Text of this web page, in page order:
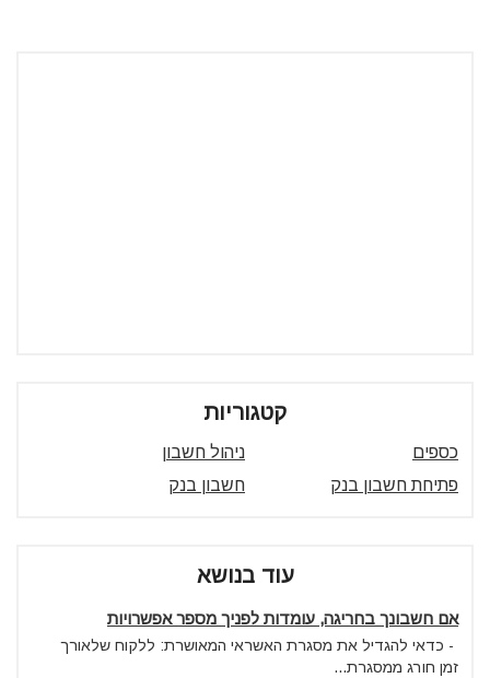
קטגוריות
כספים
ניהול חשבון
פתיחת חשבון בנק
חשבון בנק
עוד בנושא
אם חשבונך בחריגה, עומדות לפניך מספר אפשרויות
- כדאי להגדיל את מסגרת האשראי המאושרת: ללקוח שלאורך
זמן חורג ממסגרת...